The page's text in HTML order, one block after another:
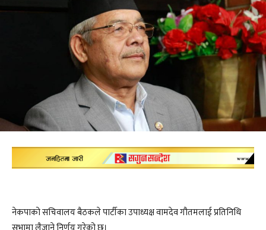
नेकपाको सचिवालय बैठकले पार्टीका उपाध्यक्ष वामदेव गौतमलाई प्रतिनिधि